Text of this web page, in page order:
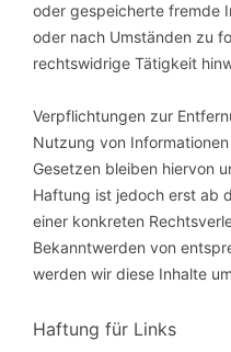
oder gespeicherte fremde
oder nach Umständen zu
rechtswidrige Tätigkeit
Verpflichtungen zur
Nutzung von
Gesetzen bleiben hiervon
Haftung ist jedoch erst ab
einer konkreten
Bekanntwerden von
werden wir diese Inhalte
Haftung für Links